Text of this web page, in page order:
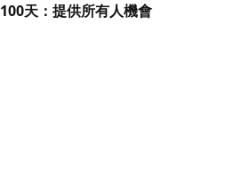
100天：提供所有人機會